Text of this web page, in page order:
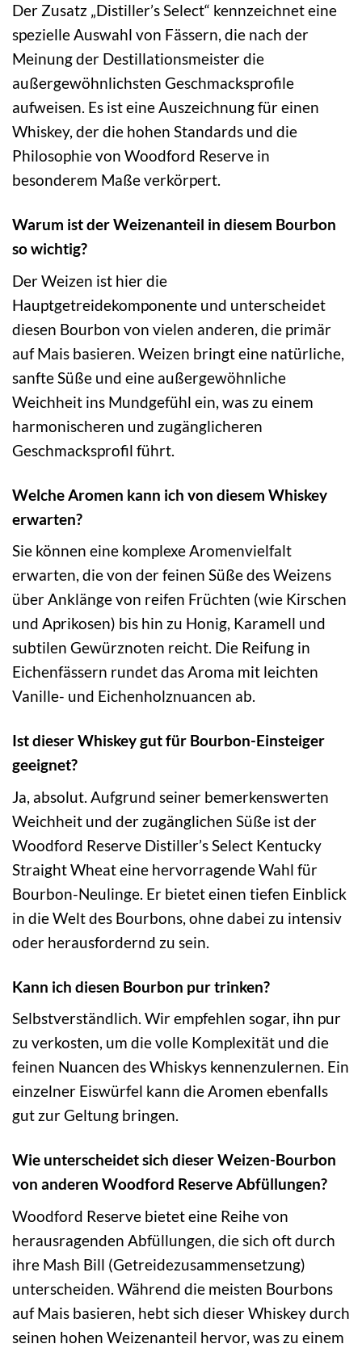
Der Zusatz „Distiller’s Select“ kennzeichnet eine
spezielle Auswahl von Fässern, die nach der
Meinung der Destillationsmeister die
außergewöhnlichsten Geschmacksprofile
aufweisen. Es ist eine Auszeichnung für einen
Whiskey, der die hohen Standards und die
Philosophie von Woodford Reserve in
besonderem Maße verkörpert.
Warum ist der Weizenanteil in diesem Bourbon
so wichtig?
Der Weizen ist hier die
Hauptgetreidekomponente und unterscheidet
diesen Bourbon von vielen anderen, die primär
auf Mais basieren. Weizen bringt eine natürliche,
sanfte Süße und eine außergewöhnliche
Weichheit ins Mundgefühl ein, was zu einem
harmonischeren und zugänglicheren
Geschmacksprofil führt.
Welche Aromen kann ich von diesem Whiskey
erwarten?
Sie können eine komplexe Aromenvielfalt
erwarten, die von der feinen Süße des Weizens
über Anklänge von reifen Früchten (wie Kirschen
und Aprikosen) bis hin zu Honig, Karamell und
subtilen Gewürznoten reicht. Die Reifung in
Eichenfässern rundet das Aroma mit leichten
Vanille- und Eichenholznuancen ab.
Ist dieser Whiskey gut für Bourbon-Einsteiger
geeignet?
Ja, absolut. Aufgrund seiner bemerkenswerten
Weichheit und der zugänglichen Süße ist der
Woodford Reserve Distiller’s Select Kentucky
Straight Wheat eine hervorragende Wahl für
Bourbon-Neulinge. Er bietet einen tiefen Einblick
in die Welt des Bourbons, ohne dabei zu intensiv
oder herausfordernd zu sein.
Kann ich diesen Bourbon pur trinken?
Selbstverständlich. Wir empfehlen sogar, ihn pur
zu verkosten, um die volle Komplexität und die
feinen Nuancen des Whiskys kennenzulernen. Ein
einzelner Eiswürfel kann die Aromen ebenfalls
gut zur Geltung bringen.
Wie unterscheidet sich dieser Weizen-Bourbon
von anderen Woodford Reserve Abfüllungen?
Woodford Reserve bietet eine Reihe von
herausragenden Abfüllungen, die sich oft durch
ihre Mash Bill (Getreidezusammensetzung)
unterscheiden. Während die meisten Bourbons
auf Mais basieren, hebt sich dieser Whiskey durch
seinen hohen Weizenanteil hervor, was zu einem